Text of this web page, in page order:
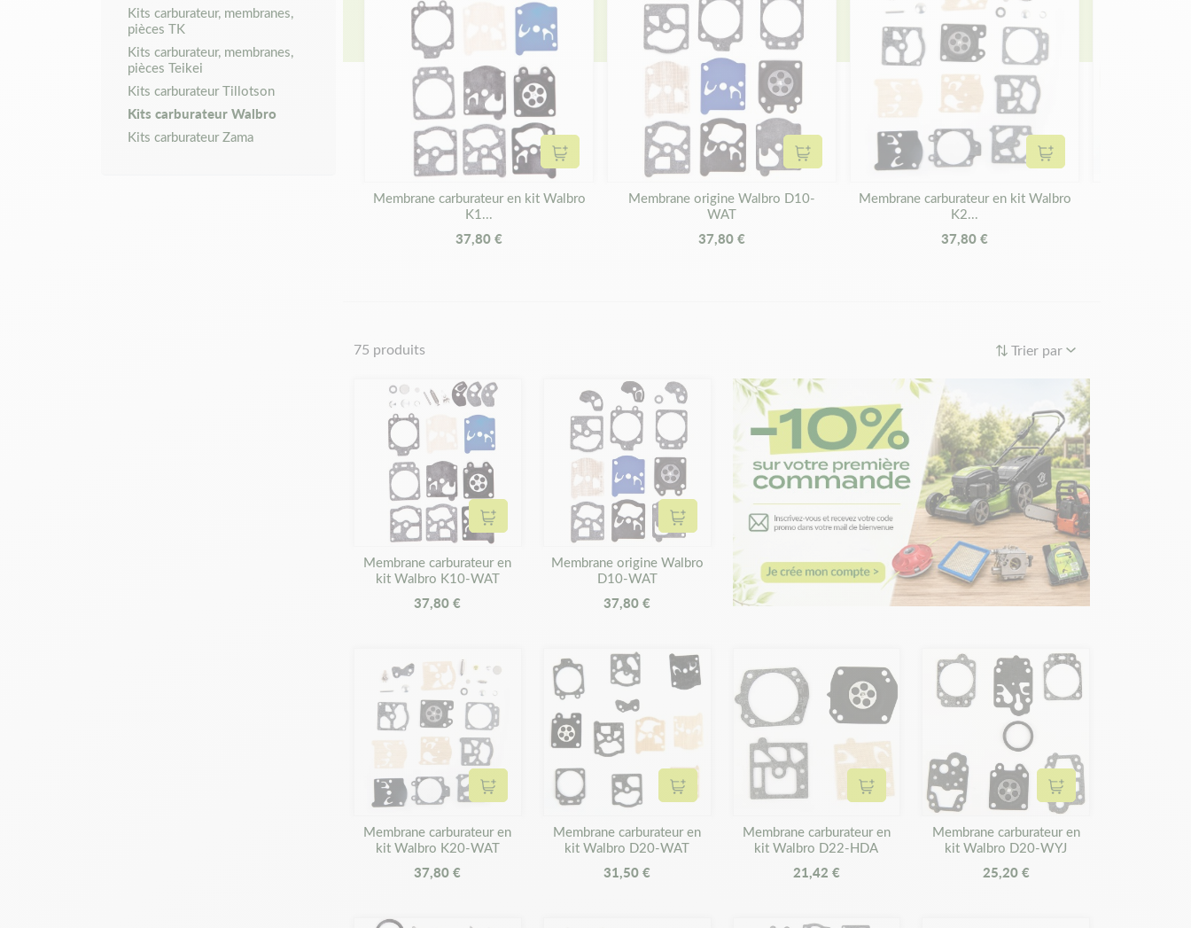
Kits carburateur, membranes,
pièces TK
Kits carburateur, membranes,
pièces Teikei
Kits carburateur Tillotson
Kits carburateur Walbro
Kits carburateur Zama
Ajouter au panier
Membrane carburateur en kit Walbro
K1...
37,80 €
Ajouter au panier
Membrane origine Walbro D10-
WAT
37,80 €
Ajouter au panier
Membrane carburateur en kit Walbro
K2...
37,80 €
75 produits Trier par
Ajouter au panier
Membrane carburateur en
kit Walbro K10-WAT
37,80 €
Ajouter au panier
Membrane origine Walbro
D10-WAT
37,80 €
Ajouter au panier
Membrane carburateur en
kit Walbro K20-WAT
37,80 €
Ajouter au panier
Membrane carburateur en
kit Walbro D20-WAT
31,50 €
Ajouter au panier
Membrane carburateur en
kit Walbro D22-HDA
21,42 €
Ajouter au panier
Membrane carburateur en
kit Walbro D20-WYJ
25,20 €